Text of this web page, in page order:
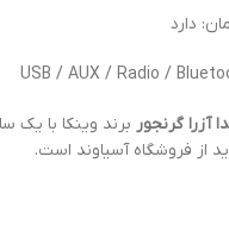
دارد
برند وینکا با یک
از فروشگاه آسیاوند است.